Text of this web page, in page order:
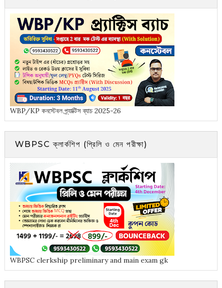
WBP/KP কনস্টেবল প্র্যাক্টিস ব্যাচ 2025-26
WBPSC ক্লার্কশিপ (প্রিলি ও মেন পরীক্ষা)
WBPSC clerkship preliminary and main exam gk